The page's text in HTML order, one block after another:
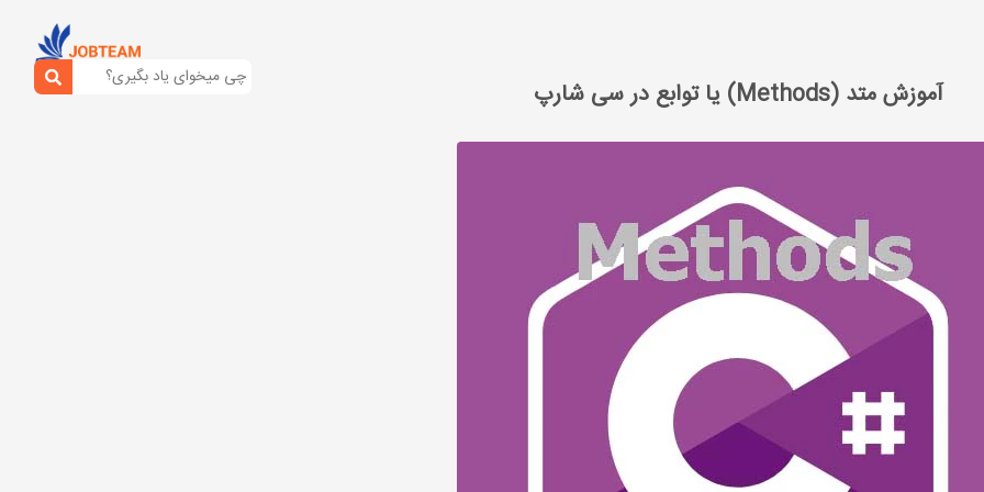
آموزش متد (Methods) یا توابع در سی شارپ